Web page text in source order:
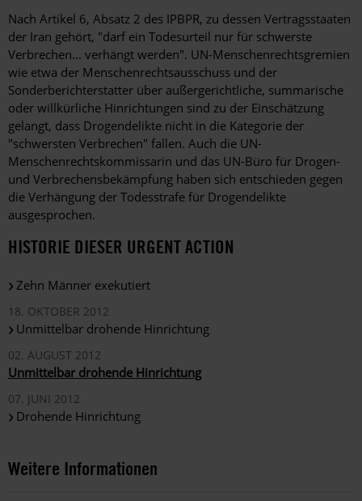
Nach Artikel 6, Absatz 2 des IPBPR, zu dessen Vertragsstaaten
der Iran gehört, "darf ein Todesurteil nur für schwerste
Verbrechen... verhängt werden". UN-Menschenrechtsgremien
wie etwa der Menschenrechtsausschuss und der
Sonderberichterstatter über außergerichtliche, summarische
oder willkürliche Hinrichtungen sind zu der Einschätzung
gelangt, dass Drogendelikte nicht in die Kategorie der
"schwersten Verbrechen" fallen. Auch die UN-
Menschenrechtskommissarin und das UN-Büro für Drogen-
und Verbrechensbekämpfung haben sich entschieden gegen
die Verhängung der Todesstrafe für Drogendelikte
ausgesprochen.
HISTORIE DIESER URGENT ACTION
Zehn Männer exekutiert
18. OKTOBER 2012
Unmittelbar drohende Hinrichtung
02. AUGUST 2012
Unmittelbar drohende Hinrichtung
07. JUNI 2012
Drohende Hinrichtung
Weitere Informationen